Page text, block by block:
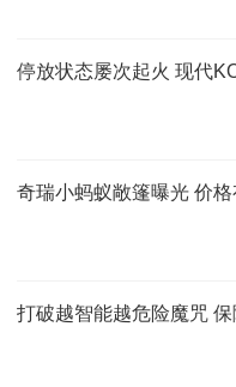
停放状态屡次起火 现代
奇瑞小蚂蚁敞篷曝光 价
打破越智能越危险魔咒